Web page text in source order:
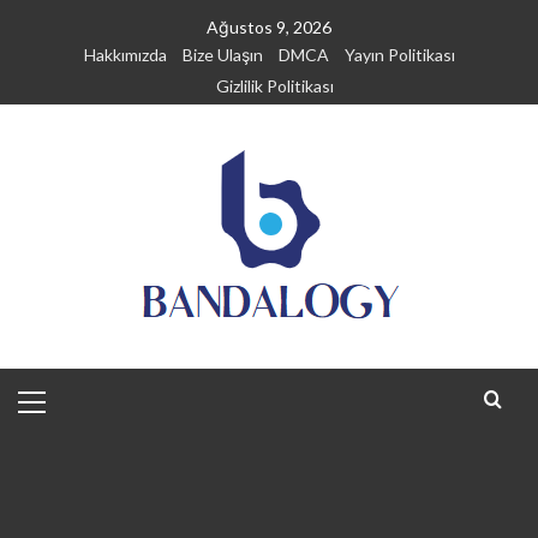
Ağustos 9, 2026
Hakkımızda
Bize Ulaşın DMCA
Yayın Politikası
Gizlilik Politikası
Menu